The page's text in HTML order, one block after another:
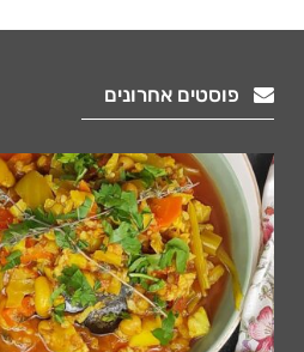
פוסטים אחרונים